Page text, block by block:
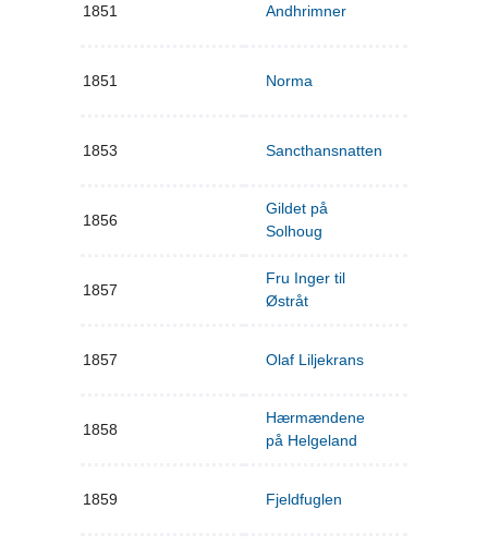
1851 Andhrimner
1851 Norma
1853 Sancthansnatten
1856
Gildet på
Solhoug
1857
Fru Inger til
Østråt
1857 Olaf Liljekrans
1858
Hærmændene
på Helgeland
1859 Fjeldfuglen